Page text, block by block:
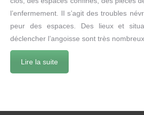
l’enfermement. Il s’agit des troubles
peur des espaces. Des lieux et
déclencher l’angoisse sont très nombreux
Lire la suite